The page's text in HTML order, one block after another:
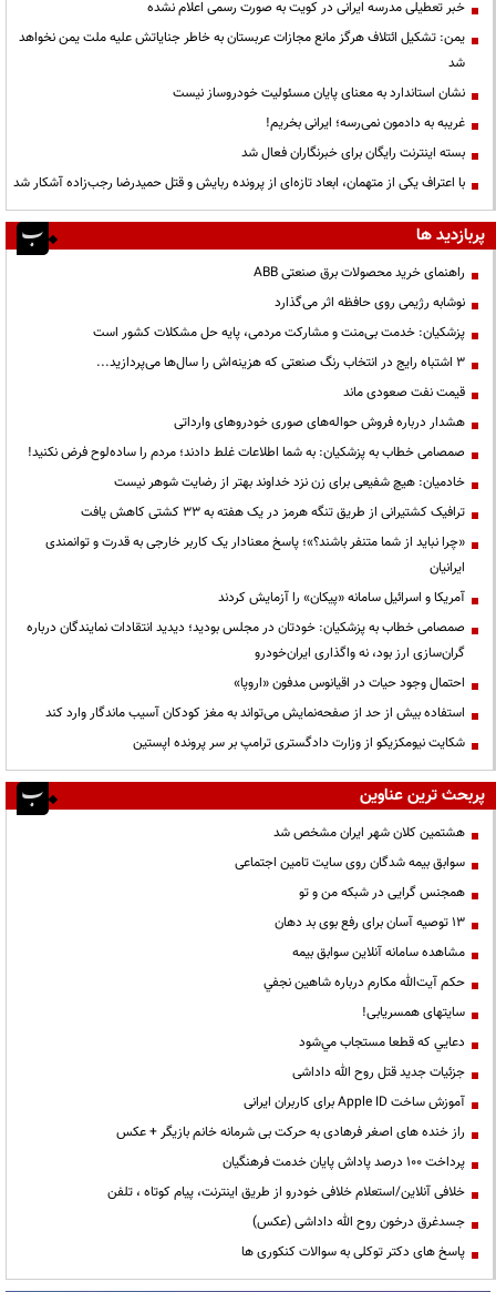
خبر تعطیلی مدرسه ایرانی در کویت به صورت رسمی اعلام نشده
یمن: تشکیل ائتلاف هرگز مانع مجازات عربستان به خاطر جنایاتش علیه ملت یمن نخواهد
شد
نشان استاندارد به معنای پایان مسئولیت خودروساز نیست
غریبه به دادمون نمی‌رسه؛ ایرانی بخریم!
بسته اینترنت رایگان برای خبرنگاران فعال شد
با اعتراف یکی از متهمان، ابعاد تازه‌ای از پرونده ربایش و قتل حمیدرضا رجب‌زاده آشکار شد
پربازدید ها
راهنمای خرید محصولات برق صنعتی ABB
نوشابه رژیمی روی حافظه اثر می‌گذارد
پزشکیان: خدمت بی‌منت و مشارکت مردمی، پایه حل مشکلات کشور است
3 اشتباه رایج در انتخاب رنگ صنعتی که هزینه‌اش را سال‌ها می‌پردازید...
قیمت نفت صعودی ماند
هشدار درباره فروش حواله‌های صوری خودروهای وارداتی
صمصامی خطاب به پزشکیان: به شما اطلاعات غلط دادند؛ مردم را ساده‌لوح فرض نکنید!
خادمیان: هیچ شفیعی برای زن نزد خداوند بهتر از رضایت شوهر نیست
ترافیک کشتیرانی از طریق تنگه هرمز در یک هفته به ۳۳ کشتی کاهش یافت
«چرا نباید از شما متنفر باشند؟»؛ پاسخ معنادار یک کاربر خارجی به قدرت و توانمندی
ایرانیان
آمریکا و اسرائیل سامانه «پیکان» را آزمایش کردند
صمصامی خطاب به پزشکیان: خودتان در مجلس بودید؛ دیدید انتقادات نمایندگان درباره
گران‌سازی ارز بود، نه واگذاری ایران‌خودرو
احتمال وجود حیات در اقیانوس مدفون «اروپا»
استفاده بیش از حد از صفحه‌نمایش می‌تواند به مغز کودکان آسیب ماندگار وارد کند
شکایت نیومکزیکو از وزارت دادگستری ترامپ بر سر پرونده اپستین
پربحث ترین عناوین
هشتمین کلان شهر ایران مشخص شد
سوابق بیمه شدگان روی سایت تامین اجتماعی
همجنس گرایی در شبکه من و تو
13 توصیه آسان برای رفع بوی بد دهان
مشاهده سامانه آنلاين سوابق بیمه
حكم آيت‌الله مكارم درباره شاهين نجفي
سایتهای همسریابی!
دعايي كه قطعا مستجاب مي‌شود
جزئیات جدید قتل روح الله داداشی
آموزش ساخت Apple ID برای کاربران ایرانی
راز خنده های اصغر فرهادی به حرکت بی شرمانه خانم بازیگر + عکس
پرداخت ۱۰۰ درصد پاداش پایان خدمت فرهنگیان
خلافی آنلاین/استعلام خلافی خودرو از طریق اینترنت، پیام کوتاه ، تلفن
جسدغرق درخون روح الله داداشی (عکس)
پاسخ های دکتر توکلی به سوالات کنکوری ها